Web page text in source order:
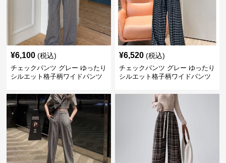
¥6,100 (税込)
チェックパンツ グレー ゆったり
シルエット格子柄ワイドパンツ
¥6,520 (税込)
チェックパンツ グレー ゆったり
シルエット格子柄ワイドパンツ